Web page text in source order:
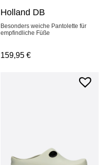
Holland DB
Besonders weiche Pantolette für
empfindliche Füße
159,95€